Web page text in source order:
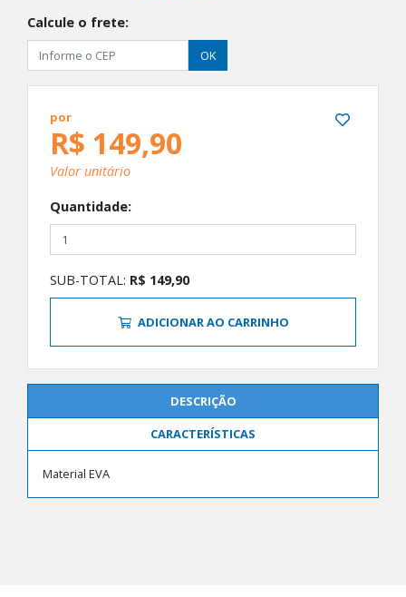
Calcule o frete:
OK
por
R$ 149,90
Valor unitário
Quantidade:
SUB-TOTAL: R$ 149,90
ADICIONAR AO CARRINHO
DESCRIÇÃO
CARACTERÍSTICAS
Material EVA